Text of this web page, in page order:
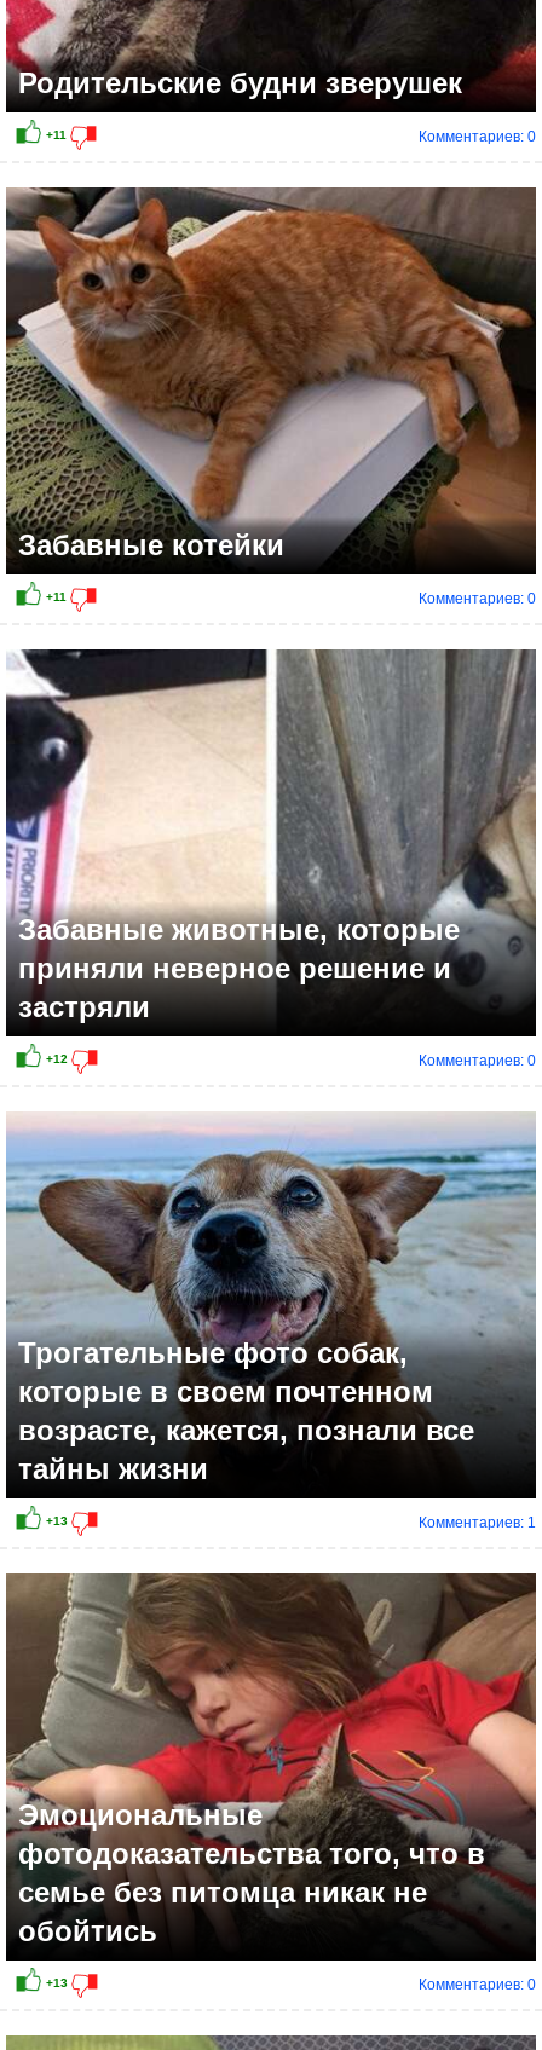
+9
+10
Родительские будни зверушек
Комментариев: 0
Забавные котейки
Комментариев: 0
Забавные животные, которые
приняли неверное решение и
застряли
Комментариев: 0
Трогательные фото собак,
которые в своем почтенном
возрасте, кажется, познали все
тайны жизни
Комментариев: 1
Эмоциональные
фотодоказательства того, что в
семье без питомца никак не
обойтись
Комментариев: 0